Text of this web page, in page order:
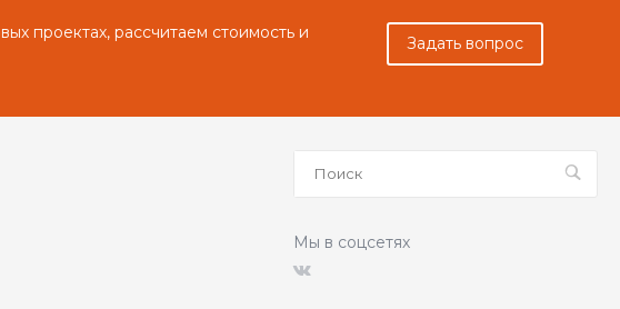
проектах, рассчитаем стоимость и
Задать вопрос
Мы в соцсетях